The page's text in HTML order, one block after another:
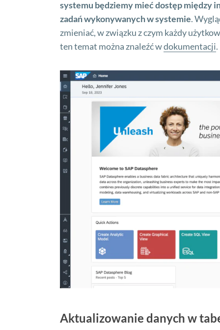
systemu będziemy mieć dostęp między
zadań wykonywanych w systemie.
zmieniać, w związku z czym każdy
ten temat można znaleźć wdokumentacji.
Aktualizowanie danych w